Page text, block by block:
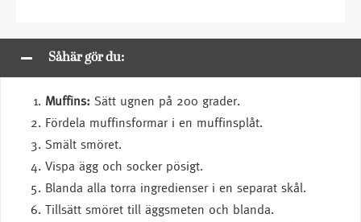
Såhär gör du:
Muffins: Sätt ugnen på 200 grader.
Fördela muffinsformar i en muffinsplåt.
Smält smöret.
Vispa ägg och socker pösigt.
Blanda alla torra ingredienser i en separat skål.
Tillsätt smöret till äggsmeten och blanda.